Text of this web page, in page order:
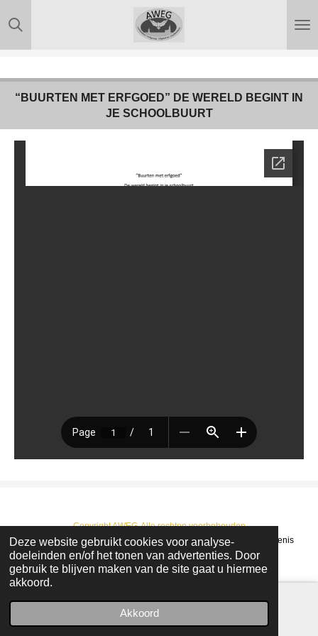
Deze website gebruikt cookies voor analyse-
doeleinden en/of het tonen van advertenties. Door
gebruik te blijven maken van de site gaat u hiermee
akkoord.
Akkoord
Ga
direct
naar
hoofdinhoud
“BUURTEN MET ERFGOED” DE WERELD BEGINT IN
JE SCHOOLBUURT
Copyright AWEG-Alle rechten voorbehouden
© 2022 - 2026 AWEG : Arendonkse Werkgroep Erfgoed en Geschiedenis
Powered byJouwWeb
E-mailadres